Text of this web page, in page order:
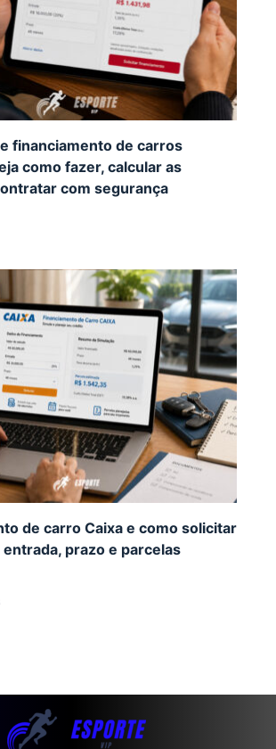
financiamento de carros
como fazer, calcular as
com segurança
de carro Caixa e como solicitar
prazo e parcelas